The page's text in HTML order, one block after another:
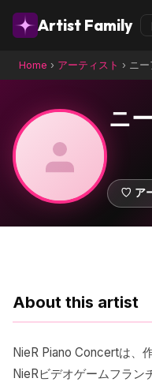
Artist Family
Home › アーティスト › ニー
ニ
♡ ア
About this artist
NieR Piano Concertは、
NieRビデオゲームフラン